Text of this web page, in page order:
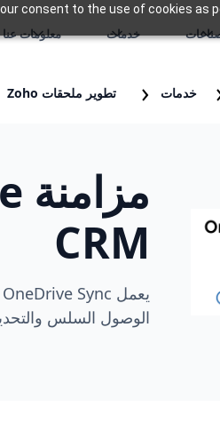
consent to the use of cookies as
خدمات معلومات عنا
خدمات تطوير ملحقات Zoho
CRM
الوصول السلس